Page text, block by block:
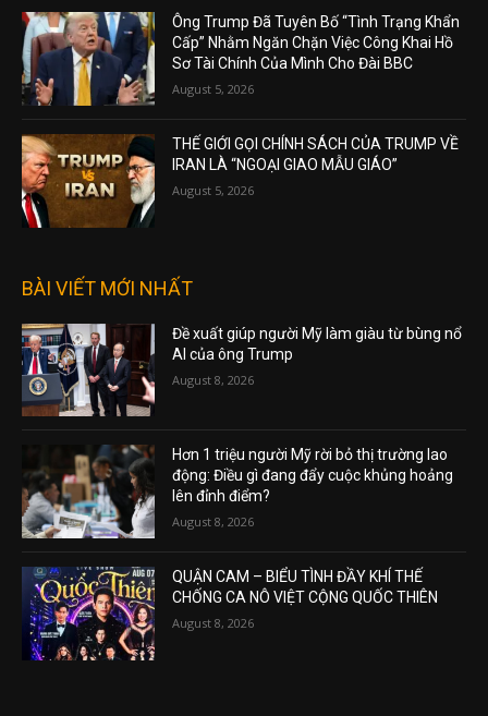
Ông Trump Đã Tuyên Bố “Tình Trạng Khẩn
Cấp” Nhằm Ngăn Chặn Việc Công Khai Hồ
Sơ Tài Chính Của Mình Cho Đài BBC
August 5, 2026
THẾ GIỚI GỌI CHÍNH SÁCH CỦA TRUMP VỀ
IRAN LÀ “NGOẠI GIAO MẪU GIÁO”
August 5, 2026
BÀI VIẾT MỚI NHẤT
Đề xuất giúp người Mỹ làm giàu từ bùng nổ
AI của ông Trump
August 8, 2026
Hơn 1 triệu người Mỹ rời bỏ thị trường lao
động: Điều gì đang đẩy cuộc khủng hoảng
lên đỉnh điểm?
August 8, 2026
QUẬN CAM – BIỂU TÌNH ĐẦY KHÍ THẾ
CHỐNG CA NÔ VIỆT CỘNG QUỐC THIÊN
August 8, 2026